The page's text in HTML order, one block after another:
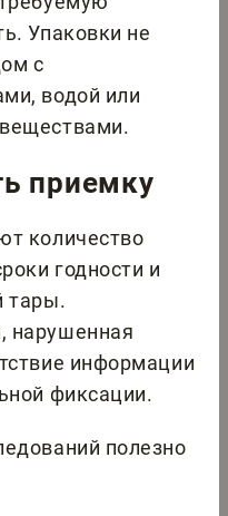
Упаковки не
с
водой или
приемку
количество
годности и
тары.
нарушенная
информации
фиксации.
полезно